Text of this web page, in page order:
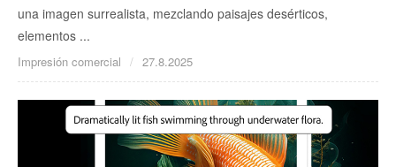
una imagen surrealista, mezclando paisajes desérticos,
elementos ...
Impresión comercial 27.8.2025